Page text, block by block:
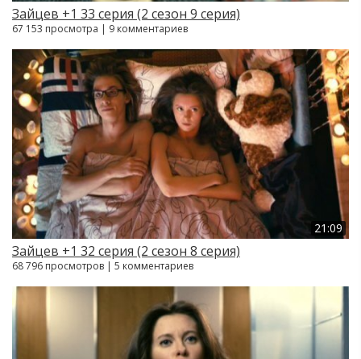
Зайцев +1 33 серия (2 сезон 9 серия)
67 153 просмотра | 9 комментариев
21:09
Зайцев +1 32 серия (2 сезон 8 серия)
68 796 просмотров | 5 комментариев